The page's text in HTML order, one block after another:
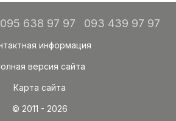
095 638 97 97 093 439 97 97
информация
версия сайта
Карта сайта
© 2011 - 2026